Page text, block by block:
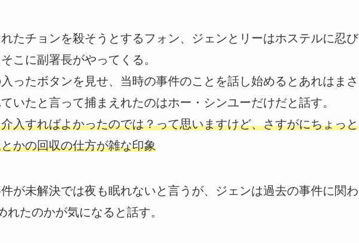
たチョンを殺そうとするフォン、ジェンとリーはホステルに忍び
こに副署長がやってくる。
ったボタンを見せ、当時の事件のことを話し始めるとあれはまさ
いたと言って捕まえれたのはホー・シンユーだけだと話す。
入すればよかったのでは？って思いますけど、さすがにちょっと
かの回収の仕方が雑な印象
が未解決では夜も眠れないと言うが、ジェンは過去の事件に関わ
れたのかが気になると話す。